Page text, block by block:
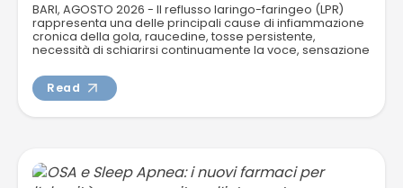
BARI, AGOSTO 2026 - Il reflusso laringo-faringeo (LPR)
rappresenta una delle principali cause di infiammazione
cronica della gola, raucedine, tosse persistente,
necessità di schiarirsi continuamente la voce, sensazione
Read